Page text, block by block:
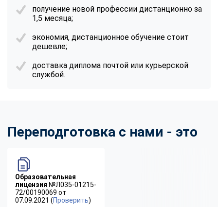
получение новой профессии дистанционно за
1,5 месяца;
экономия, дистанционное обучение стоит
дешевле;
доставка диплома почтой или курьерской
службой.
Переподготовка с нами - это
Образовательная
лицензия №Л035-01215-
72/00190069 от
07.09.2021 (Проверить)